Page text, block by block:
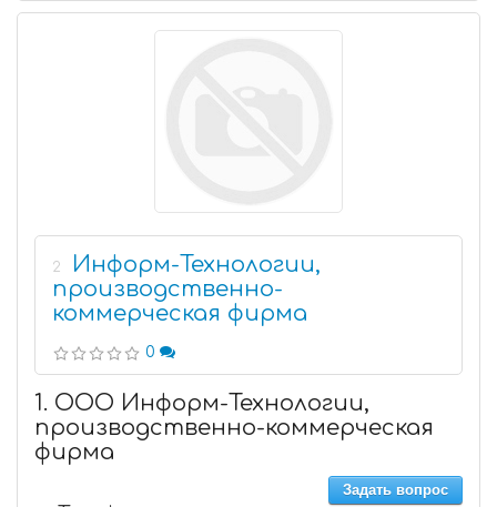
2
Информ-Технологии,
производственно-
коммерческая фирма
0
1. ООО Информ-Технологии,
производственно-коммерческая
фирма
Задать вопрос